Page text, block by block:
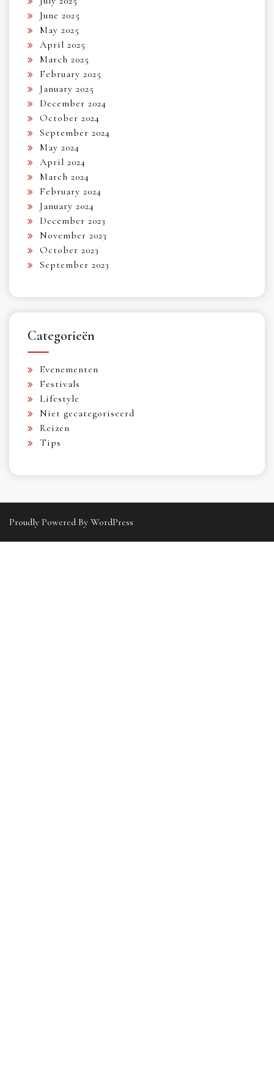
June 2025
May 2025
April 2025
March 2025
February 2025
January 2025
December 2024
October 2024
September 2024
May 2024
April 2024
March 2024
February 2024
January 2024
December 2023
November 2023
October 2023
September 2023
Categorieën
Evenementen
Festivals
Lifestyle
Niet gecategoriseerd
Reizen
Tips
Proudly Powered By WordPress